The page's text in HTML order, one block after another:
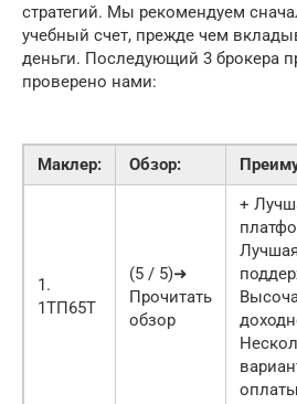
стратегий. Мы рекомендуем
учебный счет, прежде чем
деньги. Последующий 3 брокера
проверено нами:
Маклер: Обзор:
1.
1ТП65Т
(5 / 5)➜
Прочитать
обзор
+
Лучшая
оплаты